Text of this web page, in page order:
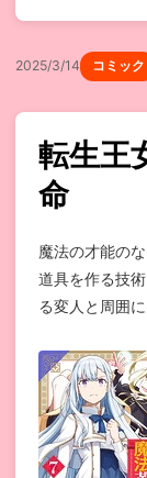
2025/3/14 コミック
転生王
命
魔法の才能の
道具を作る技
る変人と周囲